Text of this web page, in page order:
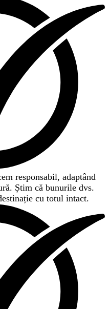
responsabil, adaptând
Știm că bunurile dvs.
cu totul intact.